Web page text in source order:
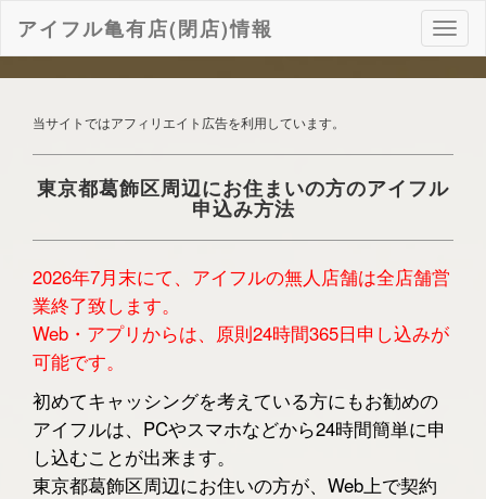
ナ
ビ
ゲ
ン
アイフル亀有店(閉店)情報
当サイトではアフィリエイト広告を利用しています。
東京都葛飾区周辺にお住まいの方のアイフル
申込み方法
2026年7月末にて、アイフルの無人店舗は全店舗営
業終了致します。
Web・アプリからは、原則24時間365日申し込みが
可能です。
初めてキャッシングを考えている方にもお勧めの
アイフルは、PCやスマホなどから24時間簡単に申
し込むことが出来ます。
東京都葛飾区周辺にお住いの方が、Web上で契約